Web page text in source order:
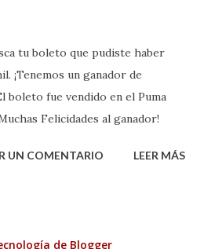
tu boleto que pudiste haber
¡Tenemos un ganador de
boleto fue vendido en el Puma
Felicidades al ganador!
UN COMENTARIO LEER MÁS
de Blogger